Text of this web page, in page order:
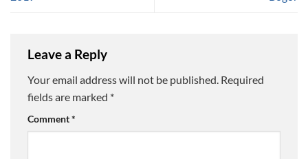
Leave a Reply
Your email address will not be published. Required
fields are marked *
Comment*